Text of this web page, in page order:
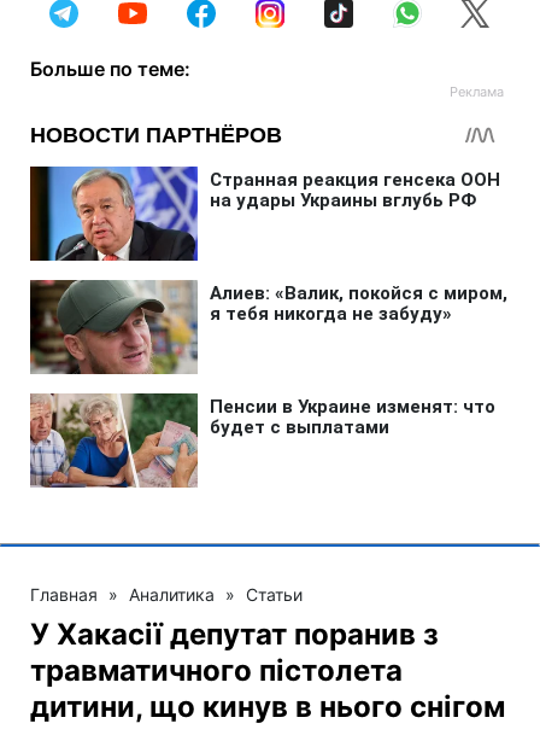
Больше по теме:
Главная » Аналитика » Статьи
У Хакасії депутат поранив з
травматичного пістолета
дитини, що кинув в нього снігом